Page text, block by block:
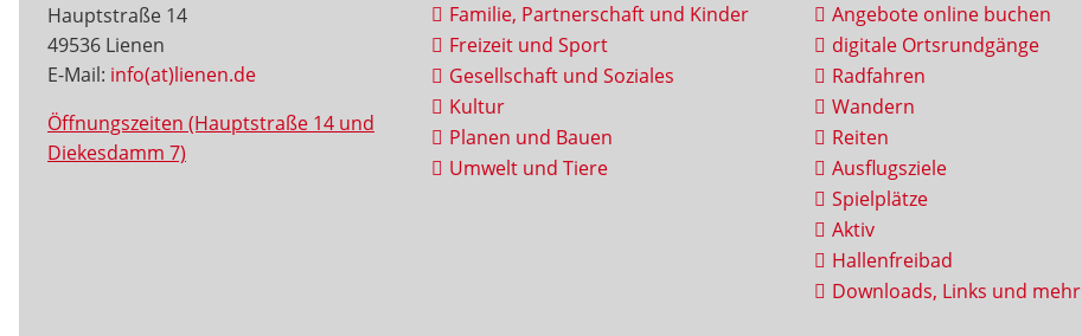
Hauptstraße 14
49536 Lienen
E-Mail: info(at)lienen.de
Öffnungszeiten (Hauptstraße 14 und
Diekesdamm 7)
Familie, Partnerschaft und Kinder
Freizeit und Sport
Gesellschaft und Soziales
Kultur
Planen und Bauen
Umwelt und Tiere
Angebote online buchen
digitale Ortsrundgänge
Radfahren
Wandern
Reiten
Ausflugsziele
Spielplätze
Aktiv
Hallenfreibad
Downloads, Links und mehr